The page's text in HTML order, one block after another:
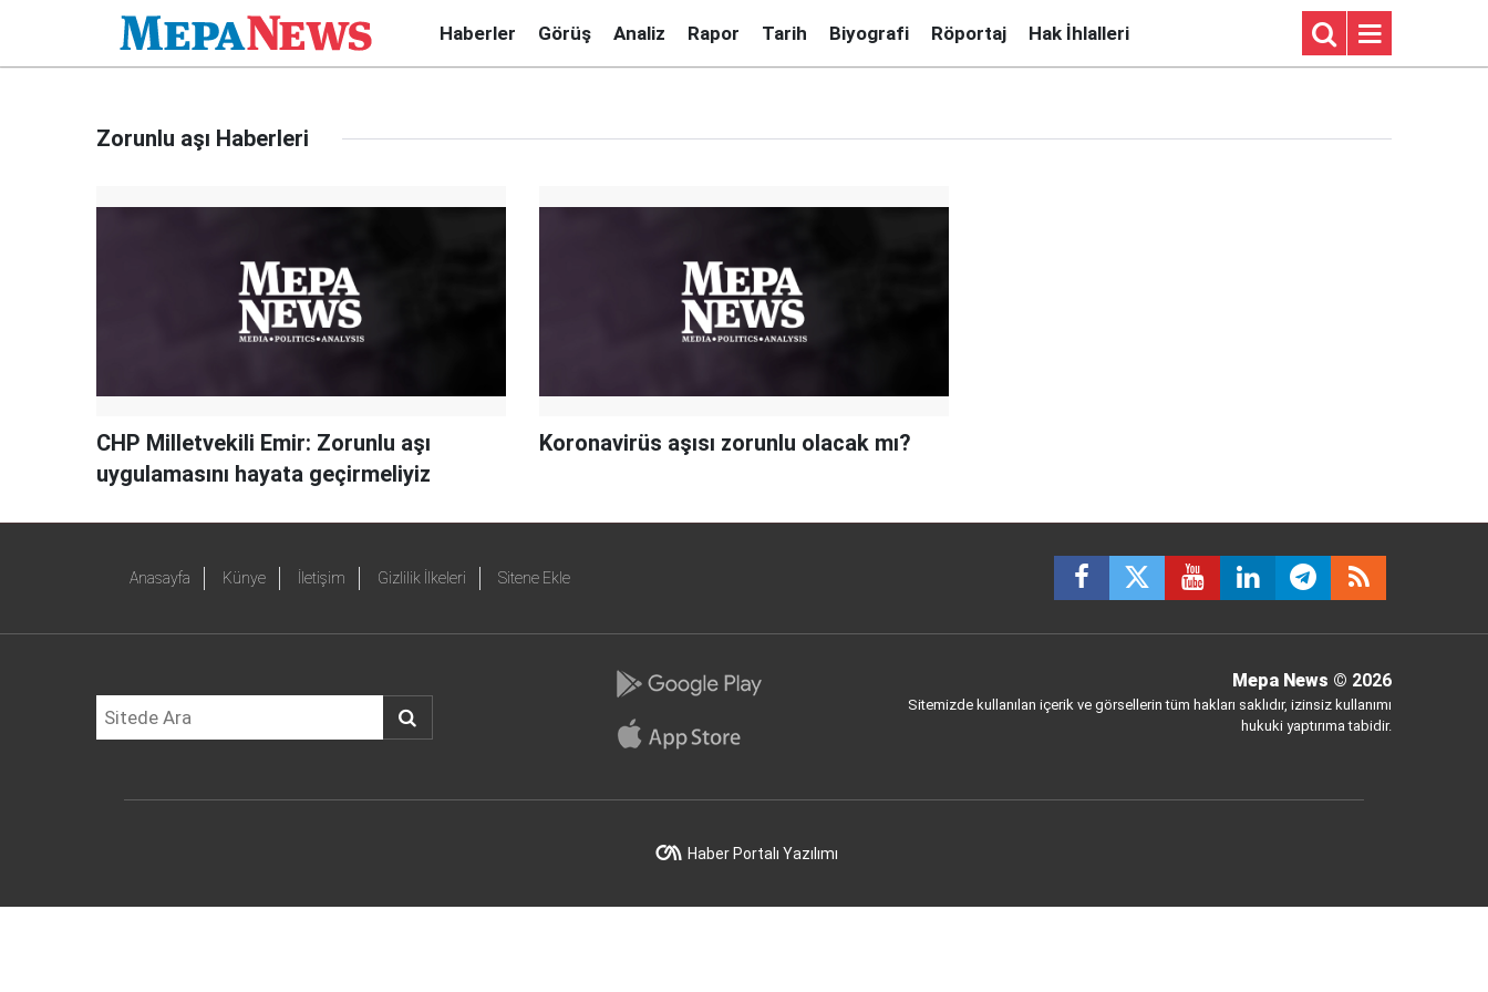
Haberler Görüş Analiz Rapor Tarih Biyografi Röportaj Hak İhlalleri
Zorunlu aşı Haberleri
CHP Milletvekili Emir: Zorunlu aşı
uygulamasını hayata geçirmeliyiz
Koronavirüs aşısı zorunlu olacak mı?
Anasayfa Künye İletişim Gizlilik İlkeleri Sitene Ekle
Mepa News © 2026
Sitemizde kullanılan içerik ve görsellerin tüm hakları saklıdır, izinsiz kullanımı
hukuki yaptırıma tabidir.
Haber Portalı Yazılımı